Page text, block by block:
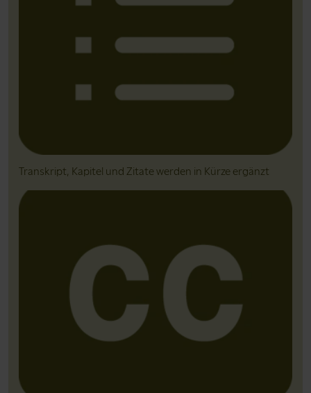
Transkript, Kapitel und Zitate werden in Kürze ergänzt